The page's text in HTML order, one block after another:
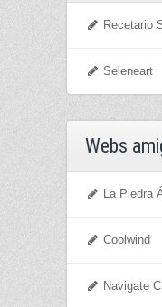
Recetario
Seleneart
Webs
La Piedra
Coolwind
Navigate